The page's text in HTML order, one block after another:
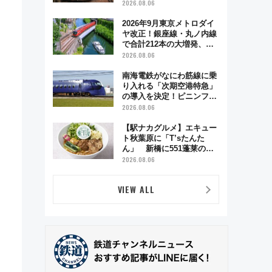
う秋の京都 斉藤雪乃＆福
日「京都の鉄道満喫ツア
ー」開催
2026.08.06
2026年9月東京メトロダイ
ヤ改正！銀座線・丸ノ内線
で合計212本の大増発、混
雑緩和に期待
2026.08.06
南海電鉄がなにわ筋線に乗
り入れる「次期空港特急」
の導入を決定！ピニンファ
リーナによる日本初の鉄道
2026.08.06
【駅ナカグルメ】エキュー
ト秋葉原に「T’sたんた
ん」 新橋に551蓬莱の
DNAを継ぐ「東京豚饅」、
【2026年8月】
2026.08.06
VIEW ALL